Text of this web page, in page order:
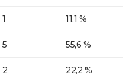
1 11,1 %
5 55,6 %
2 22,2 %